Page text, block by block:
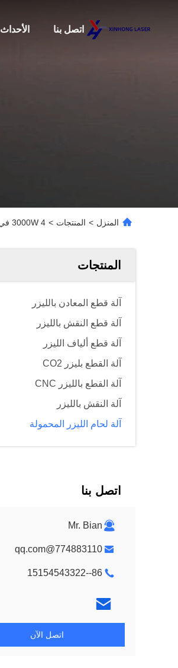
الأحداث اتصل بنا
المنزل > المنتجات > 3000W 4 في 1 ليزر الألياف لحام آلة للمعدات الذهبية الفولاذ المقاوم للصدأ الألومنيوم
المنتجات
آلة قطع المعادن بالليزر
آلة قطع النقش بالليزر
آلة قطع ألياف الليزر
آلة القطع بليزر CO2
آلة القطع بالليزر CNC
آلة النقش بالليزر
آلة لحام الليزر المحمولة
اتصل بنا
Mr. Bian
774883110@qq.com
86--15154543322
اتصل الآن